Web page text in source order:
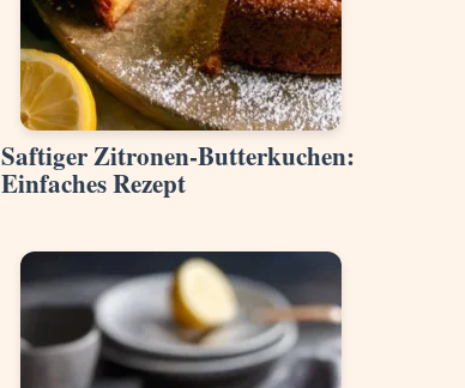
Saftiger Zitronen-Butterkuchen:
Einfaches Rezept